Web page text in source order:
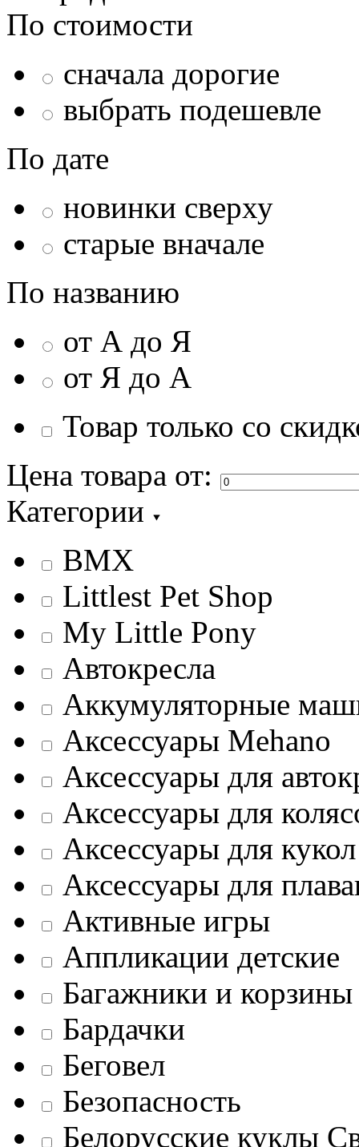
По стоимости
сначала дорогие
выбрать подешевле
По дате
новинки сверху
старые вначале
По названию
от А до Я
от Я до А
Товар только со
Цена товара от:
Категории
BMX
Littlest Pet Shop
My Little Pony
Автокресла
Аккумуляторные
Аксессуары Mehano
Аксессуары для
Аксессуары для
Аксессуары для кукол
Аксессуары для
Активные игры
Аппликации детские
Багажники и корзины
Бардачки
Беговел
Безопасность
Белорусские куклы